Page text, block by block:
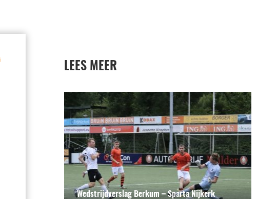
LEES MEER
Wedstrijdverslag Berkum – Sparta Nijkerk